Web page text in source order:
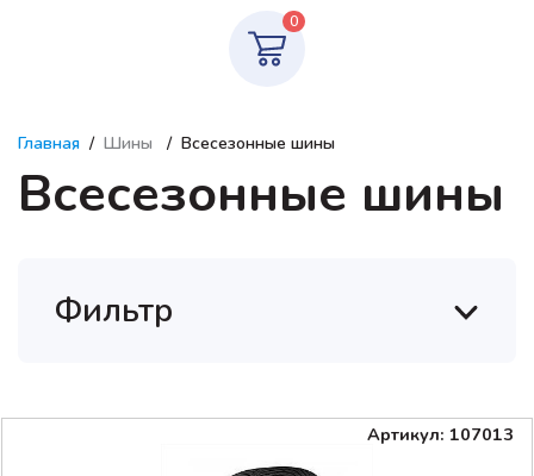
0
Главная Шины Всесезонные шины
Всесезонные шины
Фильтр
Артикул: 107013